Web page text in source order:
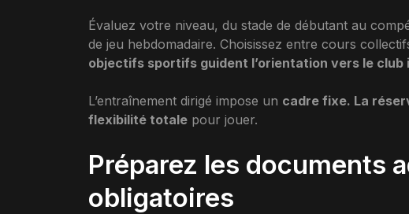
Évaluez votre niveau, du stade de débutant au
de jeu hebdomadaire. Choisissez entre cours
objectifs sportifs guident l’orientation vers le club
L’entraînement dirigé impose un cadre fixe. La
flexibilité totale pour jouer.
Préparez les documents
obligatoires